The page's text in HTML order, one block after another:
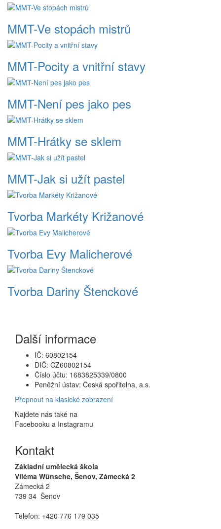
MMT-Ve stopách mistrů
MMT-Pocity a vnitřní stavy
MMT-Není pes jako pes
MMT-Hrátky se sklem
MMT-Jak si užít pastel
Tvorba Markéty Križanové
Tvorba Evy Malicherové
Tvorba Dariny Štenckové
Další informace
IČ: 60802154
DIČ: CZ60802154
Číslo účtu: 1683825339/0800
Peněžní ústav: Česká spořitelna, a.s.
Přepnout na klasické zobrazení
Najdete nás také na
Facebooku a Instagramu
Kontakt
Základní umělecká škola
Viléma Wünsche, Šenov, Zámecká 2
Zámecká 2
739 34 Šenov
Telefon: +420 776 179 035